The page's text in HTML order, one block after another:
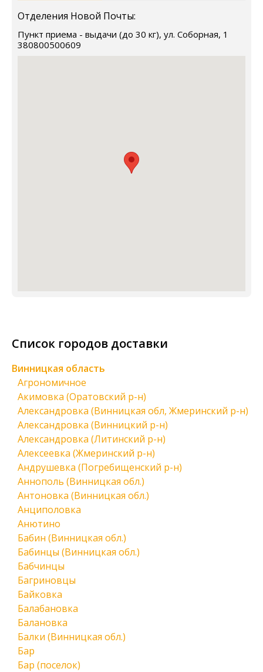
Отделения Новой Почты:
Пункт приема - выдачи (до 30 кг), ул. Соборная, 1
380800500609
Список городов доставки
Винницкая область
Агрономичное
Акимовка (Оратовский р-н)
Александровка (Винницкая обл, Жмеринский р-н)
Александровка (Винницкий р-н)
Александровка (Литинский р-н)
Алексеевка (Жмеринский р-н)
Андрушевка (Погребищенский р-н)
Аннополь (Винницкая обл.)
Антоновка (Винницкая обл.)
Анциполовка
Анютино
Бабин (Винницкая обл.)
Бабинцы (Винницкая обл.)
Бабчинцы
Багриновцы
Байковка
Балабановка
Балановка
Балки (Винницкая обл.)
Бар
Бар (поселок)